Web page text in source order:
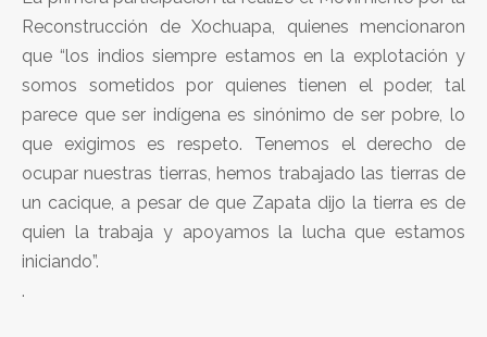
Reconstrucción de Xochuapa, quienes mencionaron
que “los indios siempre estamos en la explotación y
somos sometidos por quienes tienen el poder, tal
parece que ser indígena es sinónimo de ser pobre, lo
que exigimos es respeto. Tenemos el derecho de
ocupar nuestras tierras, hemos trabajado las tierras de
un cacique, a pesar de que Zapata dijo la tierra es de
quien la trabaja y apoyamos la lucha que estamos
iniciando”.
.